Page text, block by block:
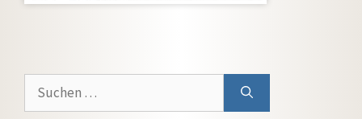
Suchen
nach: